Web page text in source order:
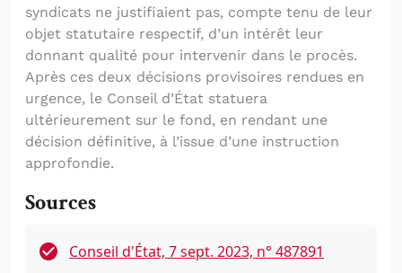
syndicats ne justifiaient pas, compte tenu de leur
objet statutaire respectif, d’un intérêt leur
donnant qualité pour intervenir dans le procès.
Après ces deux décisions provisoires rendues en
urgence, le Conseil d’État statuera
ultérieurement sur le fond, en rendant une
décision définitive, à l’issue d’une instruction
approfondie.
Sources
Conseil d'État, 7 sept. 2023, n° 487891